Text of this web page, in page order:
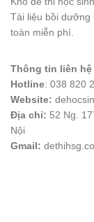
Tài liệu bồi dưỡng
toàn miễn phí.
Thông tin liên hệ
Hotline: 038 820
Website:
Địa chỉ: 52 Ng.
Nội
Gmail: